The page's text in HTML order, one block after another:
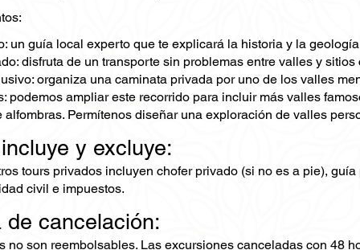
un guía local experto que te explicará la historia y la
disfruta de un transporte sin problemas entre valles y
organiza una caminata privada por uno de los valles
podemos ampliar este recorrido para incluir más valles
alfombras. Permítenos diseñar una exploración de valles
y excluye:
tours privados incluyen chofer privado (si no es a pie),
civil e impuestos.
de cancelación:
no son reembolsables. Las excursiones canceladas con 48